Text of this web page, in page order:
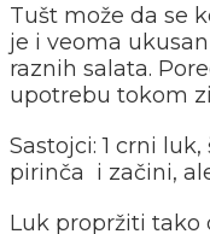
Tušt može da se
je i veoma
raznih salata.
upotrebu tokom
Sastojci: 1 crni
pirinča i začini,
Luk propržiti tako